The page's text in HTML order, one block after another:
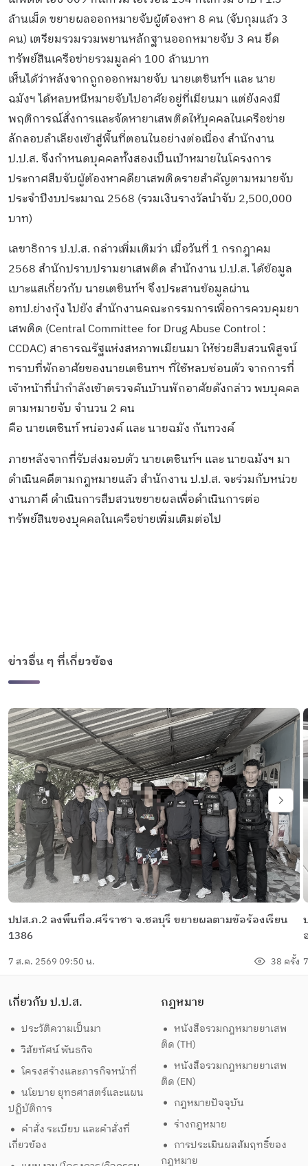
ล้านเม็ด ขยายผลออกหมายจับผู้ต้องหา 8 คน (จับกุมแล้ว 3
คน) เตรียมรวมรวมพยานหลักฐานออกหมายจับ 3 คน ยึด
ทรัพย์สินเครือข่ายรวมมูลค่า 100 ล้านบาท
เห็นได้ว่าหลังจากถูกออกหมายจับ นายเตชินท์ฯ และ นาย
ฉมังฯ ได้หลบหนีหมายจับไปอาศัยอยู่ที่เมียนมา แต่ยังคงมี
พฤติการณ์สั่งการและจัดหายาเสพติดให้บุคคลในเครือข่าย
ลักลอบลำเลียงเข้าสู่พื้นที่ตอนในอย่างต่อเนื่อง สำนักงาน
ป.ป.ส. จึงกำหนดบุคคลทั้งสองเป็นเป้าหมายในโครงการ
ประกาศสืบจับผู้ต้องหาคดียาเสพติดรายสำคัญตามหมายจับ
ประจำปีงบประมาณ 2568 (รวมเงินรางวัลนำจับ 2,500,000
บาท)
เลขาธิการ ป.ป.ส. กล่าวเพิ่มเติมว่า เมื่อวันที่ 1 กรกฎาคม
2568 สำนักปราบปรามยาเสพติด สำนักงาน ป.ป.ส. ได้ข้อมูล
เบาะแสเกี่ยวกับ นายเตชินท์ฯ จึงประสานข้อมูลผ่าน
อทป.ย่างกุ้ง ไปยัง สำนักงานคณะกรรมการเพื่อการควบคุมยา
เสพติด (Central Committee for Drug Abuse Control :
CCDAC) สาธารณรัฐแห่งสหภาพเมียนมา ให้ช่วยสืบสวนพิสูจน์
ทราบที่พักอาศัยของนายเตชินทฯ ที่ใช้หลบซ่อนตัว จากการที่
เจ้าหน้าที่นำกำลังเข้าตรวจค้นบ้านพักอาศัยดังกล่าว พบบุคคล
ตามหมายจับ จำนวน 2 คน
คือ นายเตชินท์ หน่อวงค์ และ นายฉมัง กันทวงค์
ภายหลังจากที่รับส่งมอบตัว นายเตชินท์ฯ และ นายฉมังฯ มา
ดำเนินคดีตามกฎหมายแล้ว สำนักงาน ป.ป.ส. จะร่วมกับหน่วย
งานภาคี ดำเนินการสืบสวนขยายผลเพื่อดำเนินการต่อ
ทรัพย์สินของบุคคลในเครือข่ายเพิ่มเติมต่อไป
ข่าวอื่น ๆ ที่เกี่ยวข้อง
ปปส.ภ.2 ลงพื้นที่อ.ศรีราชา จ.ชลบุรี ขยายผลตามข้อร้องเรียน
1386
7 ส.ค. 2569 09:50 น. 38 ครั้ง
เกี่ยวกับ ป.ป.ส.
ประวัติความเป็นมา
วิสัยทัศน์ พันธกิจ
โครงสร้างและภารกิจหน้าที่
นโยบาย ยุทธศาสตร์และแผน
ปฏิบัติการ
คำสั่ง ระเบียบ และคำสั่งที่
เกี่ยวข้อง
กฎหมาย
หนังสือรวมกฎหมายยาเสพ
ติด (TH)
หนังสือรวมกฎหมายยาเสพ
ติด (EN)
กฎหมายปัจจุบัน
ร่างกฎหมาย
การประเมินผลสัมฤทธิ์ของ
กฎหมาย